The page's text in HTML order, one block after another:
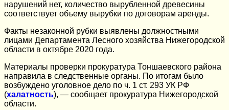
нарушений нет, количество вырубленной древесины
соответствует объему вырубки по договорам аренды.
Факты незаконной рубки выявлены должностными
лицами Департамента Лесного хозяйства Нижегородской
области в октябре 2020 года.
Материалы проверки прокуратура Тоншаевского района
направила в следственные органы. По итогам было
возбуждено уголовное дело по ч. 1 ст. 293 УК РФ
(халатность), — сообщает прокуратура Нижегородской
области.